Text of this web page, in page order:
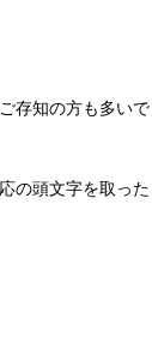
存知の方も多いで
の頭文字を取った